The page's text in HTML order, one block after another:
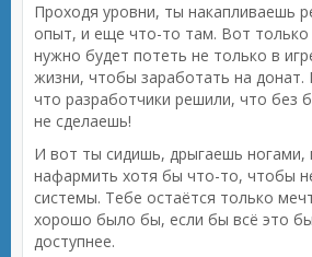
Проходя уровни, ты накапливаешь
опыт, и еще что-то там. Вот только
нужно будет потеть не только в
жизни, чтобы заработать на
что разработчики решили, что без
не сделаешь!
И вот ты сидишь, дрыгаешь ногами,
нафармить хотя бы что-то, чтобы
системы. Тебе остаётся только
хорошо было бы, если бы всё это
доступнее.